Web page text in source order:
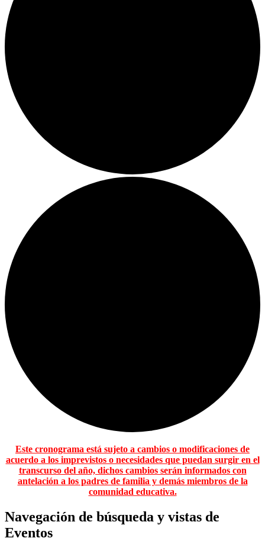
Este cronograma está sujeto a cambios o modificaciones de
acuerdo a los imprevistos o necesidades que puedan surgir en el
transcurso del año, dichos cambios serán informados con
antelación a los padres de familia y demás miembros de la
comunidad educativa.
Navegación de búsqueda y vistas de
Eventos